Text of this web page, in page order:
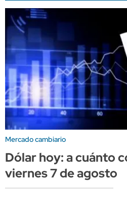
Mercado cambiario
Dólar hoy: a cuánto
viernes 7 de agosto